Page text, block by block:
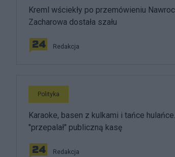
Kreml wściekły po przemówieniu
Zacharowa dostała szału
Redakcja
Polityka
Karaoke, basen z kulkami i tańce
"przepalał" publiczną kasę
Redakcja